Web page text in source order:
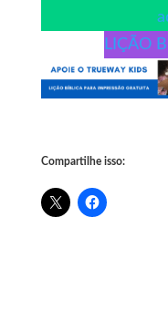
LIÇÃO
Compartilhe isso: